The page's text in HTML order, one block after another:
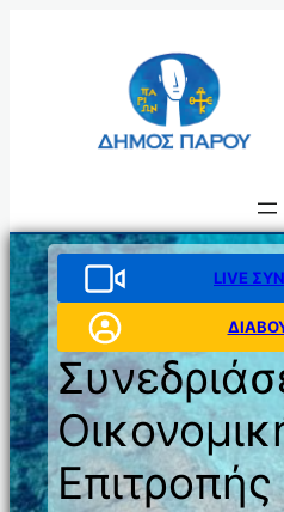
LIVE
Επιτροπής